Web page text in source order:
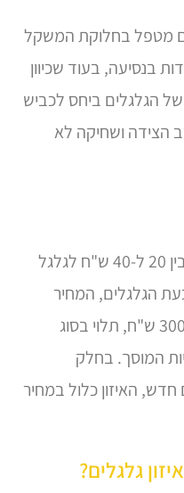
מטפל בחלוקת המשקל
בנסיעה, בעוד שכיוון
של הגלגלים ביחס לכביש
הצידה ושחיקה לא
מחיר איזון גלגלים נע בדרך כלל בין 20 ל-40 ש"ח לגלגל
הגלגלים, המחיר
הממוצע לרכב פרטי נע בין 80 ל 300 ש"ח, תלוי בסוג
המוסך. בחלק
האיזון כלול במחיר
גלגלים?